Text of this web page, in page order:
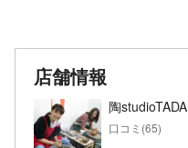
店舗情報
陶studioTADA
口コミ(65)